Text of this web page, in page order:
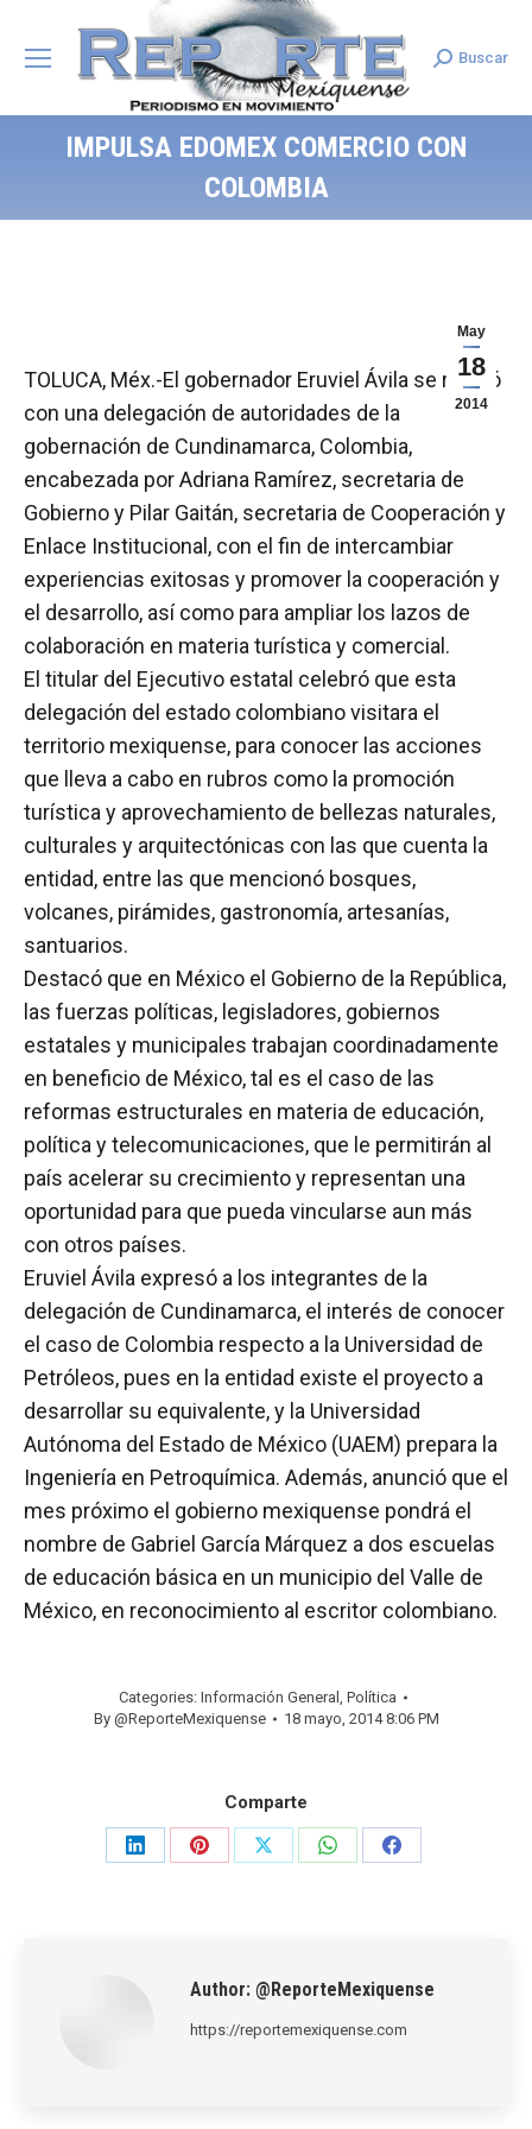
Search:
Buscar
IMPULSA EDOMEX COMERCIO CON
COLOMBIA
May
18
2014
TOLUCA, Méx.-El gobernador Eruviel Ávila se reunió
con una delegación de autoridades de la
gobernación de Cundinamarca, Colombia,
encabezada por Adriana Ramírez, secretaria de
Gobierno y Pilar Gaitán, secretaria de Cooperación y
Enlace Institucional, con el fin de intercambiar
experiencias exitosas y promover la cooperación y
el desarrollo, así como para ampliar los lazos de
colaboración en materia turística y comercial.
El titular del Ejecutivo estatal celebró que esta
delegación del estado colombiano visitara el
territorio mexiquense, para conocer las acciones
que lleva a cabo en rubros como la promoción
turística y aprovechamiento de bellezas naturales,
culturales y arquitectónicas con las que cuenta la
entidad, entre las que mencionó bosques,
volcanes, pirámides, gastronomía, artesanías,
santuarios.
Destacó que en México el Gobierno de la República,
las fuerzas políticas, legisladores, gobiernos
estatales y municipales trabajan coordinadamente
en beneficio de México, tal es el caso de las
reformas estructurales en materia de educación,
política y telecomunicaciones, que le permitirán al
país acelerar su crecimiento y representan una
oportunidad para que pueda vincularse aun más
con otros países.
Eruviel Ávila expresó a los integrantes de la
delegación de Cundinamarca, el interés de conocer
el caso de Colombia respecto a la Universidad de
Petróleos, pues en la entidad existe el proyecto a
desarrollar su equivalente, y la Universidad
Autónoma del Estado de México (UAEM) prepara la
Ingeniería en Petroquímica. Además, anunció que el
mes próximo el gobierno mexiquense pondrá el
nombre de Gabriel García Márquez a dos escuelas
de educación básica en un municipio del Valle de
México, en reconocimiento al escritor colombiano.
Categories: Información General , Política
By @ReporteMexiquense 18 mayo, 2014 8:06 PM
Comparte
Share
Share
Share
Share
Share
Author: @ReporteMexiquense
https://reportemexiquense.com